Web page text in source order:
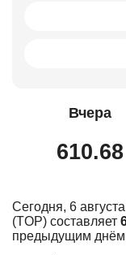
Вчера
610.68
Сегодня, 6
(TOP) составляет
предыдущим днём